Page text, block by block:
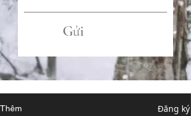
Gửi
Thêm Đăng ký